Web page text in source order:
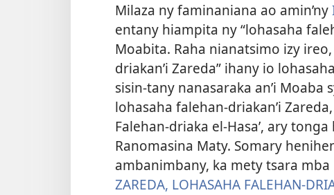
Milaza ny faminaniana ao amin’ny
entany hiampita ny “lohasaha
Moabita. Raha nianatsimo izy
driakan’i Zareda” ihany io
sisin-tany nanasaraka an’i
lohasaha falehan-driakan’i
Falehan-driaka el-Hasaʼ, ary
Ranomasina Maty. Somary
ambanimbany, ka mety tsara
ZAREDA, LOHASAHA FALEHAN-